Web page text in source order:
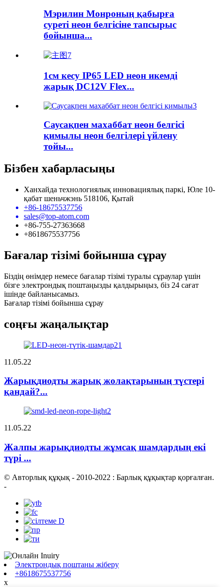
Мэрилин Монроның қабырға
суреті неон белгісіне тапсырыс
бойынша...
1см кесу IP65 LED неон икемді
жарық DC12V Flex...
Саусақпен махаббат неон белгісі
қимылы неон белгілері үйлену
тойы...
Бізбен хабарласыңы
Ханхайда технологиялық инновациялық паркі, Юле 10-
қабат шеньчжэнь 518106, Қытай
+86-18675537756
sales@top-atom.com
+86-755-27363668
+8618675537756
Бағалар тізімі бойынша сұрау
Біздің өнімдер немесе бағалар тізімі туралы сұраулар үшін
бізге электрондық поштаңызды қалдырыңыз, біз 24 сағат
ішінде байланысамыз.
Бағалар тізімі бойынша сұрау
соңғы жаңалықтар
11.05.22
Жарықдиодты жарық жолақтарының түстері
қандай?...
11.05.22
Жалпы жарықдиодты жұмсақ шамдардың екі
түрі ...
© Авторлық құқық - 2010-2022 : Барлық құқықтар қорғалған.
-
Электрондық поштаны жіберу
+8618675537756
x